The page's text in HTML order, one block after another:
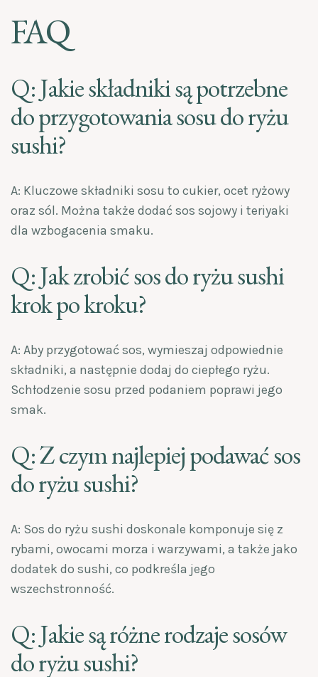
FAQ
Q: Jakie składniki są potrzebne
do przygotowania sosu do ryżu
sushi?
A: Kluczowe składniki sosu to cukier, ocet ryżowy
oraz sól. Można także dodać sos sojowy i teriyaki
dla wzbogacenia smaku.
Q: Jak zrobić sos do ryżu sushi
krok po kroku?
A: Aby przygotować sos, wymieszaj odpowiednie
składniki, a następnie dodaj do ciepłego ryżu.
Schłodzenie sosu przed podaniem poprawi jego
smak.
Q: Z czym najlepiej podawać sos
do ryżu sushi?
A: Sos do ryżu sushi doskonale komponuje się z
rybami, owocami morza i warzywami, a także jako
dodatek do sushi, co podkreśla jego
wszechstronność.
Q: Jakie są różne rodzaje sosów
do ryżu sushi?